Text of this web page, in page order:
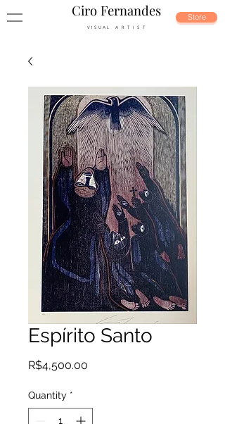
Ciro Fernandes
V I S U A L A R T I S T
Store
Espírito Santo
R$4,500.00
Quantity *